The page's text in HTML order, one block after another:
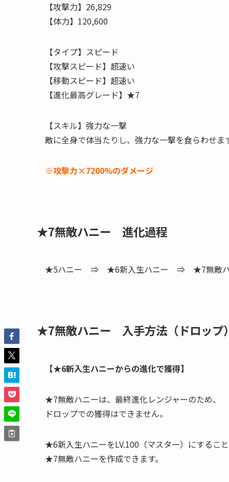
【攻撃力】26,829
【体力】120,600
【タイプ】スピード
【攻撃スピード】超速い
【移動スピード】超速い
【進化最高グレード】★7
【スキル】強力な一撃
敵に全身で体当たりし、強力な一撃を食らわせま
※攻撃力×7200%のダメージ
★7無敵ハニー 進化過程
★5ハニー ⇒ ★6新入生ハニー ⇒ ★7無敵ハ
★7無敵ハニー 入手方法（ドロップ
【★6新入生ハニーからの進化で獲得】
★7無敵ハニーは、最終進化レンジャーのため、
ドロップでの獲得はできません。
★6新入生ハニーをLV.100（マスター）にするこ
★7無敵ハニーを作成できます。